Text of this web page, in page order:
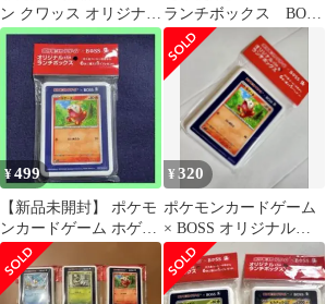
ン クワッス オリジナル
ブランチボックス
ランチボックス BOSS
ピカチュウ イーブイ
¥499
【新品未開封】 ポケモ
ンカードゲーム ホゲー
タ 折り畳み式ランチボ
ックス
¥320
ポケモンカードゲーム
× BOSS オリジナルラ
ンチボックス